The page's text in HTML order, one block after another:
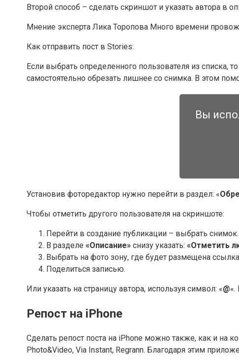
Второй способ – сделать скриншот и указать автора в
Мнение эксперта Лика Торопова Много времени
Как отправить пост в Stories:
Если выбрать определенного пользователя из списка,
самостоятельно обрезать лишнее со снимка. В этом
Вы
Установив фоторедактор нужно перейти в раздел: «
Чтобы отметить другого пользователя на скриншоте:
Перейти в создание публикации – выбрать снимок.
В разделе «Описание» снизу указать: «Отметить
Выбрать на фото зону, где будет размещена
Поделиться записью.
Или указать на страницу автора, используя символ: «@«.
Репост на iPhone
Сделать репост поста на iPhone можно также, как и на
Photo&Video, Via Instant, Regrann. Благодаря этим